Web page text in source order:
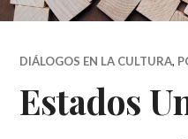
DIÁLOGOS EN LA CULTURA,
Estados